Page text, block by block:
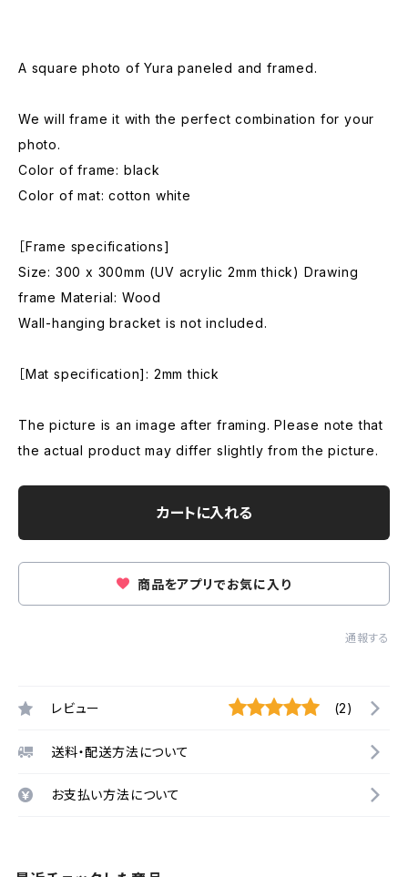
A square photo of Yura paneled and framed.
We will frame it with the perfect combination for your
photo.
Color of frame: black
Color of mat: cotton white
［Frame specifications]
Size: 300 x 300mm (UV acrylic 2mm thick) Drawing
frame Material: Wood
Wall-hanging bracket is not included.
［Mat specification]: 2mm thick
The picture is an image after framing. Please note that
the actual product may differ slightly from the picture.
カートに入れる
商品をアプリでお気に入り
通報する
レビュー (2)
送料・配送方法について
お支払い方法について